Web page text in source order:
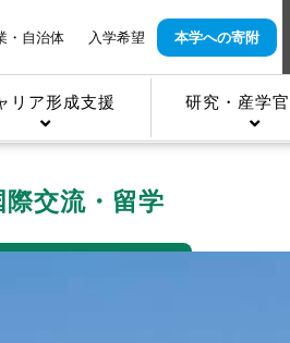
・自治体 入学希望 本学への寄附
リア形成支援 研究・産学
際交流・留学